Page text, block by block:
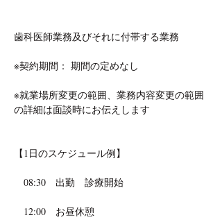
歯科医師業務及びそれに付帯する業務
※契約期間： 期間の定めなし
※就業場所変更の範囲、業務内容変更の範囲
の詳細は面談時にお伝えします
【1日のスケジュール例】
08:30　出勤　診療開始
12:00　お昼休憩